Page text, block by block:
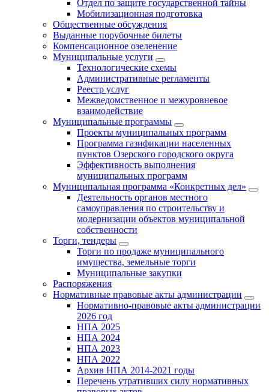
Отдел по защите государственной тайны
Мобилизационная подготовка
Общественные обсуждения
Выданные порубочные билеты
Компенсационное озеленение
Муниципальные услуги
Технологические схемы
Административные регламенты
Реестр услуг
Межведомственное и межуровневое
взаимодействие
Муниципальные программы
Проекты муниципальных программ
Программа газификации населенных
пунктов Озерского городского округа
Эффективность выполнения
муниципальных программ
Муниципальная программа «Конкретных дел»
Деятельность органов местного
самоуправления по строительству и
модернизации объектов муниципальной
собственности
Торги, тендеры
Торги по продаже муниципального
имущества, земельные торги
Муниципальные закупки
Распоряжения
Нормативные правовые акты администрации
Нормативно-правовые акты администрации
2026 год
НПА 2025
НПА 2024
НПА 2023
НПА 2022
Архив НПА 2014-2021 годы
Перечень утративших силу нормативных